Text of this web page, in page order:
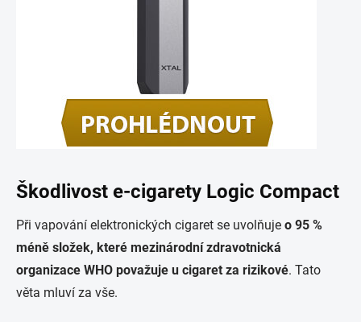
Škodlivost e-cigarety Logic Compact
Při vapování elektronických cigaret se uvolňuje o 95 %
méně složek, které mezinárodní zdravotnická
organizace WHO považuje u cigaret za rizikové. Tato
věta mluví za vše.